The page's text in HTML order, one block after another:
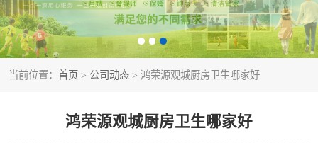
当前位置： 首页 > 公司动态 > 鸿荣源观城厨房卫生哪家好
鸿荣源观城厨房卫生哪家好
家庭保姆